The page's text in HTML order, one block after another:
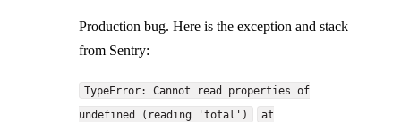
Production bug. Here is the exception and stack
from Sentry:
TypeError: Cannot read properties of
undefined (reading 'total')
at